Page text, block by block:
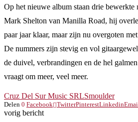
Op het nieuwe album staan drie
Mark Shelton van Manilla Road, hij
paar jaar klaar, maar zijn nu overgoten
De nummers zijn stevig en vol
de duivel, verbrandingen en de hel
vraagt om meer, veel meer.
Cruz Del Sur Music SRLSmoulder
Delen 0 Facebook TwitterPinterestLinkedin
vorig bericht